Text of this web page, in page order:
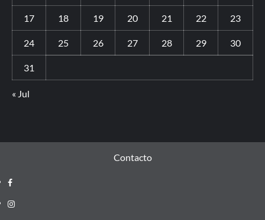
17 18 19 20 21 22 23
24 25 26 27 28 29 30
31
« Jul
Contacto